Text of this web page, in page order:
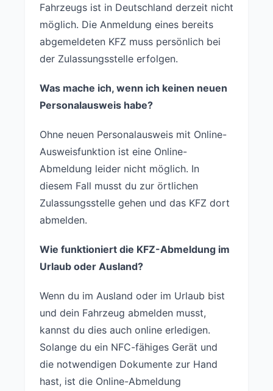
Fahrzeugs ist in Deutschland derzeit nicht
möglich. Die Anmeldung eines bereits
abgemeldeten KFZ muss persönlich bei
der Zulassungsstelle erfolgen.
Was mache ich, wenn ich keinen neuen
Personalausweis habe?
Ohne neuen Personalausweis mit Online-
Ausweisfunktion ist eine Online-
Abmeldung leider nicht möglich. In
diesem Fall musst du zur örtlichen
Zulassungsstelle gehen und das KFZ dort
abmelden.
Wie funktioniert die KFZ-Abmeldung im
Urlaub oder Ausland?
Wenn du im Ausland oder im Urlaub bist
und dein Fahrzeug abmelden musst,
kannst du dies auch online erledigen.
Solange du ein NFC-fähiges Gerät und
die notwendigen Dokumente zur Hand
hast, ist die Online-Abmeldung